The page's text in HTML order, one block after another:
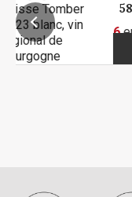
58,80 € (
6en stock